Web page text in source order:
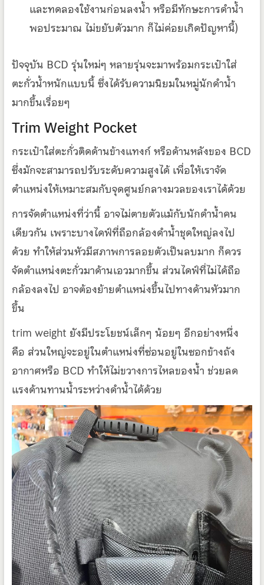
และทดลองใช้งานก่อนลงน้ำ หรือมีทักษะการดำน้ำ
พอประมาณ ไม่ขยับตัวมาก ก็ไม่ค่อยเกิดปัญหานี้)
ปัจจุบัน BCD รุ่นใหม่ๆ หลายรุ่นจะมาพร้อมกระเป๋าใส่
ตะกั่วน้ำหนักแบบนี้ ซึ่งได้รับความนิยมในหมู่นักดำน้ำ
มากขึ้นเรื่อยๆ
Trim Weight Pocket
กระเป๋าใส่ตะกั่วติดด้านข้างแทงก์ หรือด้านหลังของ BCD
ซึ่งมักจะสามารถปรับระดับความสูงได้ เพื่อให้เราจัด
ตำแหน่งให้เหมาะสมกับจุดศูนย์กลางมวลของเราได้ด้วย
การจัดตำแหน่งที่ว่านี้ อาจไม่ตายตัวแม้กับนักดำน้ำคน
เดียวกัน เพราะบางไดฟ์ที่ถือกล้องดำน้ำชุดใหญ่ลงไป
ด้วย ทำให้ส่วนหัวมีสภาพการลอยตัวเป็นลบมาก ก็ควร
จัดตำแหน่งตะกั่วมาด้านเอวมากขึ้น ส่วนไดฟ์ที่ไม่ได้ถือ
กล้องลงไป อาจต้องย้ายตำแหน่งขึ้นไปทางด้านหัวมาก
ขึ้น
trim weight ยังมีประโยชน์เล็กๆ น้อยๆ อีกอย่างหนึ่ง
คือ ส่วนใหญ่จะอยู่ในตำแหน่งที่ซ่อนอยู่ในซอกข้างถัง
อากาศหรือ BCD ทำให้ไม่ขวางการไหลของน้ำ ช่วยลด
แรงด้านทานน้ำระหว่างดำน้ำได้ด้วย